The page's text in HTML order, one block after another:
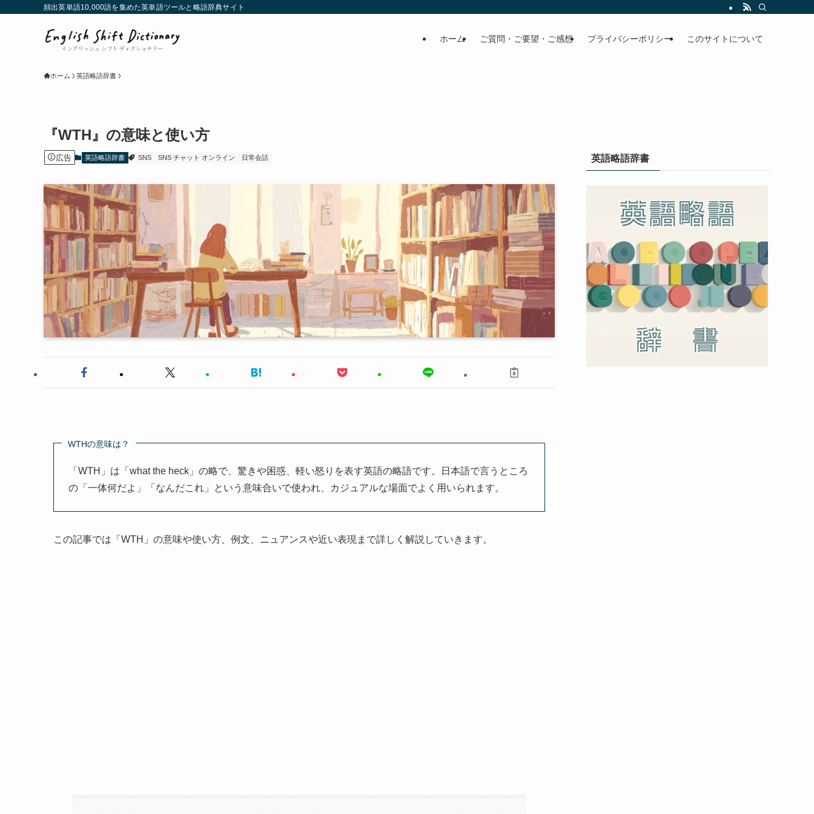
頻出英単語10,000語を集めた英単語ツールと略語辞典サイト
ホーム ご質問・ご要望・ご感想 プライバシーポリシー このサイトについて
ホーム 英語略語辞書
『WTH』の意味と使い方
広告 英語略語辞書 SNS SNS チャット オンライン 日常会話
WTHの意味は？
「WTH」は「what the heck」の略で、驚きや困惑、軽い怒りを表す英語の略語です。日本語で言うところ
の「一体何だよ」「なんだこれ」という意味合いで使われ、カジュアルな場面でよく用いられます。
この記事では「WTH」の意味や使い方、例文、ニュアンスや近い表現まで詳しく解説していきます。
英語略語辞書